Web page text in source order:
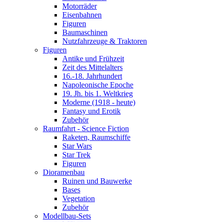
Motorräder
Eisenbahnen
Figuren
Baumaschinen
Nutzfahrzeuge & Traktoren
Figuren
Antike und Frühzeit
Zeit des Mittelalters
16.-18. Jahrhundert
Napoleonische Epoche
19. Jh. bis 1. Weltkrieg
Moderne (1918 - heute)
Fantasy und Erotik
Zubehör
Raumfahrt - Science Fiction
Raketen, Raumschiffe
Star Wars
Star Trek
Figuren
Dioramenbau
Ruinen und Bauwerke
Bases
Vegetation
Zubehör
Modellbau-Sets